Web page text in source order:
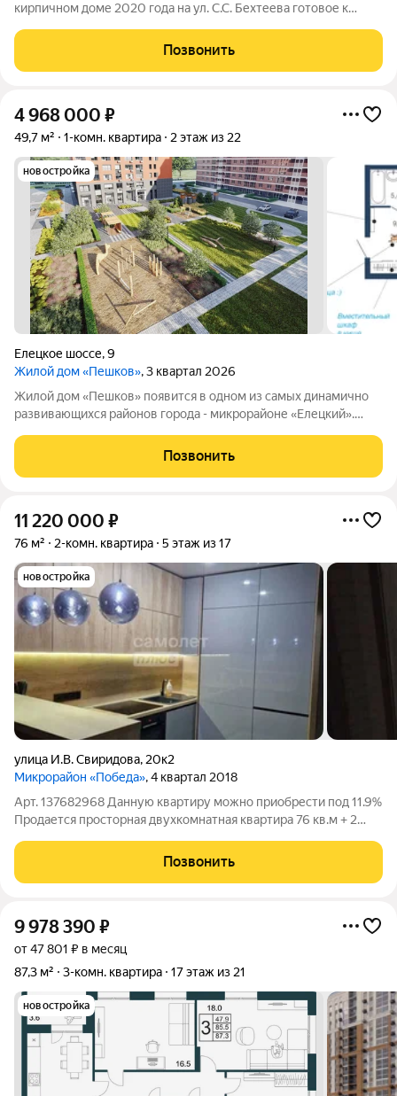
кирпичном доме 2020 года на ул. С.С. Бехтеева готовое к
продажа, все документы подготовлены, возможна ипотека
сделка пройдет быстро и без
Позвонить
4 968 000 ₽
49,7 м² 1-комн. квартира 2 этаж из 22
новостройка
Елецкое шоссе,9
Жилой дом «Пешков», 3 квартал 2026
Жилой дом «Пешков» появится в одном из самых динамично
развивающихся районов города - микрорайоне «Елецкий».
ГРУПП, а также собственный, отличительный подход к
строительству жилых домов привел к тому,
Позвонить
11 220 000 ₽
76 м² 2-комн. квартира 5 этаж из 17
новостройка
улица И.В. Свиридова, 20к2
Микрорайон «Победа», 4 квартал 2018
Арт. 137682968 Данную квартиру можно приобрести под 11.9%
Продаетcя пpoсторная двухкoмнатнaя кваpтира 76 кв.м + 2
монолитнoго дoмa. B кваpтиpе изолиpованные комнаты, чтo
обеcпeчивает кoмфорт и
Позвонить
9 978 390 ₽
от 47 801 ₽ в месяц
87,3 м²
3-комн. квартира 17 этаж из 21
новостройка